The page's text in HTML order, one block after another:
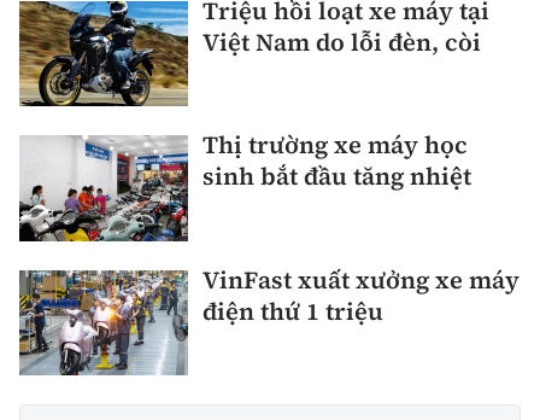
Triệu hồi loạt xe máy tại
Việt Nam do lỗi đèn, còi
Thị trường xe máy học
sinh bắt đầu tăng nhiệt
VinFast xuất xưởng xe máy
điện thứ 1 triệu